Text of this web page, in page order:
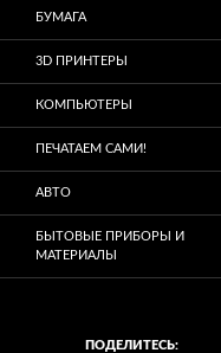
БУМАГА
3D ПРИНТЕРЫ
КОМПЬЮТЕРЫ
ПЕЧАТАЕМ САМИ!
АВТО
БЫТОВЫЕ ПРИБОРЫ И
МАТЕРИАЛЫ
ПОДЕЛИТЕСЬ: